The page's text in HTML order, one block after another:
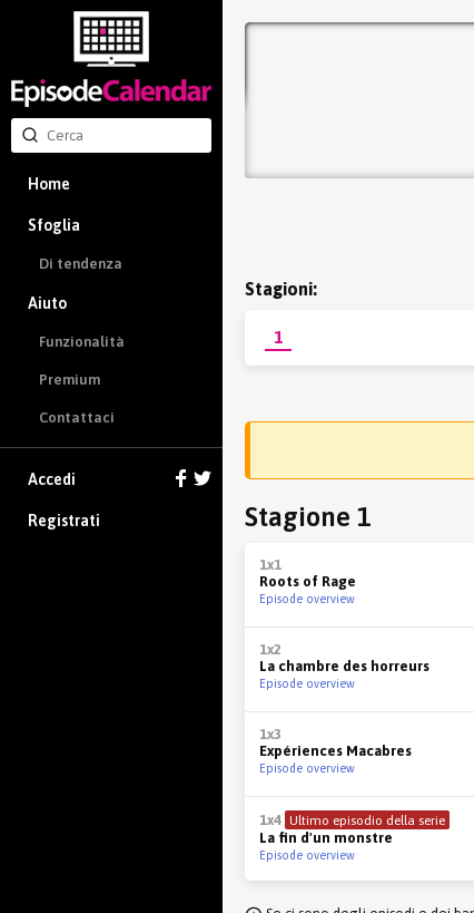
Home
Sfoglia
Di tendenza
Aiuto
Funzionalità
Premium
Contattaci
Accedi
Registrati
Stagioni:
1
Stagione 1
1x1
Roots of Rage
Episode overview
1x2
La chambre des horreurs
Episode overview
1x3
Expériences Macabres
Episode overview
1x4 Ultimo episodio della serie
La fin d'un monstre
Episode overview